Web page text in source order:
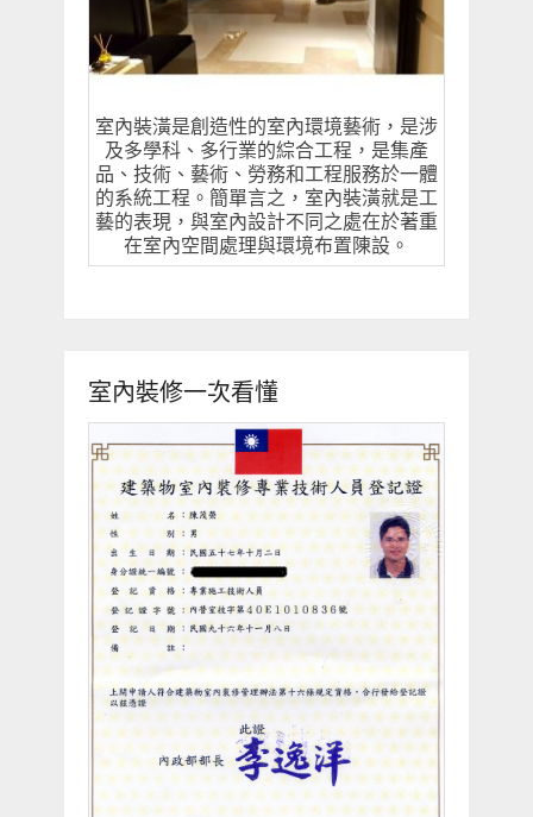
室內裝潢是創造性的室內環境藝術，是涉
及多學科、多行業的綜合工程，是集產
品、技術、藝術、勞務和工程服務於一體
的系統工程。簡單言之，室內裝潢就是工
藝的表現，與室內設計不同之處在於著重
在室內空間處理與環境布置陳設。
室內裝修一次看懂